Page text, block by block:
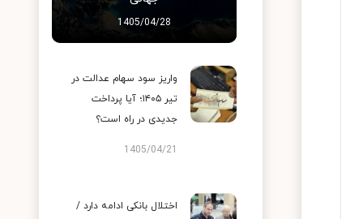
1405/04/28
واریز سود سهام عدالت در
تیر ۱۴۰۵؛ آیا پرداخت
جدیدی در راه است؟
1405/04/21
اختلال بانکی ادامه دارد /